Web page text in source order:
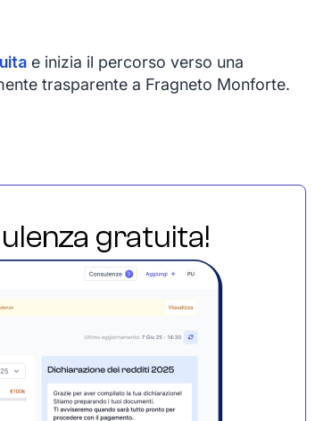
e inizia il percorso verso una
trasparente a Fragneto Monforte.
gratuita!